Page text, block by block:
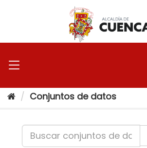
Conjuntos de datos